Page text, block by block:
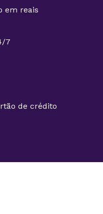
em reais
7
de crédito